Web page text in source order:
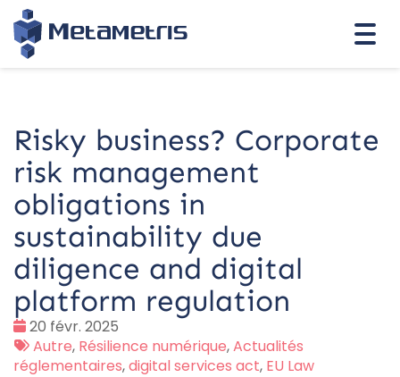
Risky business? Corporate
risk management
obligations in
sustainability due
diligence and digital
platform regulation
Date
:
20 févr. 2025
Tags
:
Autre, Résilience numérique,Actualités
réglementaires,digital services act, EU Law